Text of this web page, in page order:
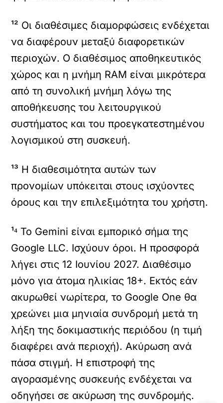
¹² Οι διαθέσιμες διαμορφώσεις ενδέχεται
να διαφέρουν μεταξύ διαφορετικών
περιοχών. Ο διαθέσιμος αποθηκευτικός
χώρος και η μνήμη RAM είναι μικρότερα
από τη συνολική μνήμη λόγω της
αποθήκευσης του λειτουργικού
συστήματος και του προεγκατεστημένου
λογισμικού στη συσκευή.
¹³ Η διαθεσιμότητα αυτών των
προνομίων υπόκειται στους ισχύοντες
όρους και την επιλεξιμότητα του χρήστη.
¹⁴ Το Gemini είναι εμπορικό σήμα της
Google LLC. Ισχύουν όροι. Η προσφορά
λήγει στις 12 Ιουνίου 2027. Διαθέσιμο
μόνο για άτομα ηλικίας 18+. Εκτός εάν
ακυρωθεί νωρίτερα, το Google One θα
χρεώνει μια μηνιαία συνδρομή μετά τη
λήξη της δοκιμαστικής περιόδου (η τιμή
διαφέρει ανά περιοχή). Ακύρωση ανά
πάσα στιγμή. Η επιστροφή της
αγορασμένης συσκευής ενδέχεται να
οδηγήσει σε ακύρωση της συνδρομής.